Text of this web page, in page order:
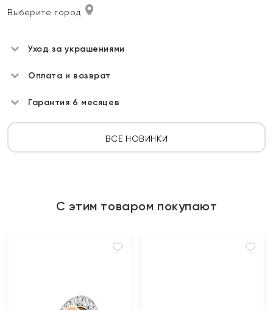
Выберите город
Уход за украшениями
Оплата и возврат
Гарантия 6 месяцев
ВСЕ НОВИНКИ
С этим товаром покупают